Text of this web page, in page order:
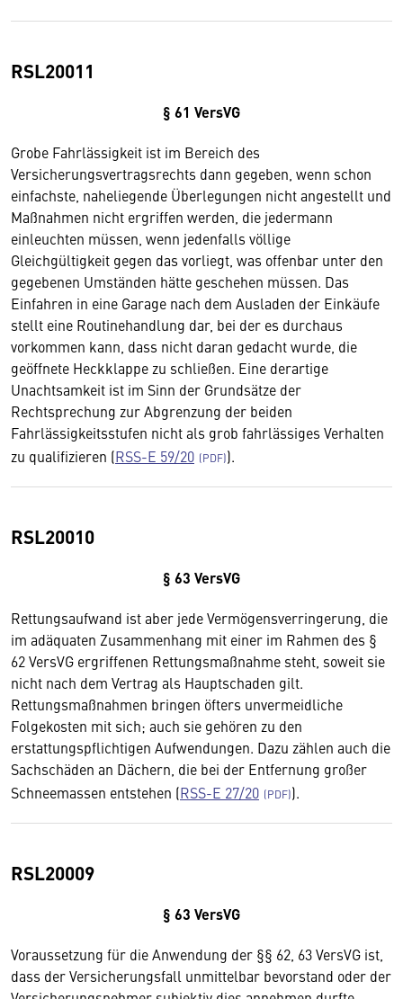
RSL20011
§ 61 VersVG
Grobe Fahrlässigkeit ist im Bereich des
Versicherungsvertragsrechts dann gegeben, wenn schon
einfachste, naheliegende Überlegungen nicht angestellt und
Maßnahmen nicht ergriffen werden, die jedermann
einleuchten müssen, wenn jedenfalls völlige
Gleichgültigkeit gegen das vorliegt, was offenbar unter den
gegebenen Umständen hätte geschehen müssen. Das
Einfahren in eine Garage nach dem Ausladen der Einkäufe
stellt eine Routinehandlung dar, bei der es durchaus
vorkommen kann, dass nicht daran gedacht wurde, die
geöffnete Heckklappe zu schließen. Eine derartige
Unachtsamkeit ist im Sinn der Grundsätze der
Rechtsprechung zur Abgrenzung der beiden
Fahrlässigkeitsstufen nicht als grob fahrlässiges Verhalten
zu qualifizieren (RSS-E 59/20 ).
RSL20010
§ 63 VersVG
Rettungsaufwand ist aber jede Vermögensverringerung, die
im adäquaten Zusammenhang mit einer im Rahmen des §
62 VersVG ergriffenen Rettungsmaßnahme steht, soweit sie
nicht nach dem Vertrag als Hauptschaden gilt.
Rettungsmaßnahmen bringen öfters unvermeidliche
Folgekosten mit sich; auch sie gehören zu den
erstattungspflichtigen Aufwendungen. Dazu zählen auch die
Sachschäden an Dächern, die bei der Entfernung großer
Schneemassen entstehen (RSS-E 27/20 ).
RSL20009
§ 63 VersVG
Voraussetzung für die Anwendung der §§ 62, 63 VersVG ist,
dass der Versicherungsfall unmittelbar bevorstand oder der